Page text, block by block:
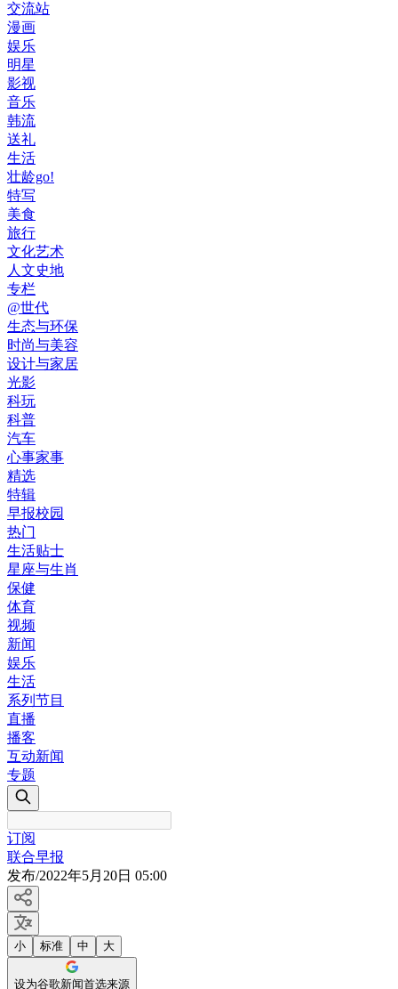
交流站
漫画
娱乐
明星
影视
音乐
韩流
送礼
生活
壮龄go!
特写
美食
旅行
文化艺术
人文史地
专栏
@世代
生态与环保
时尚与美容
设计与家居
光影
科玩
科普
汽车
心事家事
精选
特辑
早报校园
热门
生活贴士
星座与生肖
保健
体育
视频
新闻
娱乐
生活
系列节目
直播
播客
互动新闻
专题
订阅
联合早报
发布/2022年5月20日 05:00
小 标准 中 大
设为谷歌新闻首选来源